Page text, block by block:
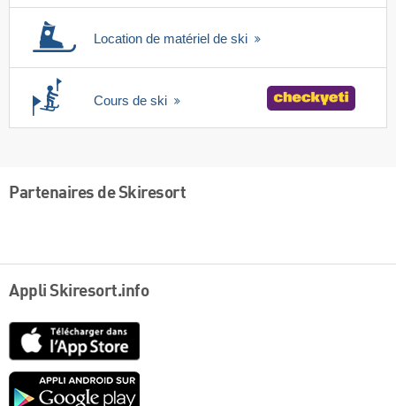
Location de matériel de ski
Cours de ski
Partenaires de Skiresort
Appli Skiresort.info